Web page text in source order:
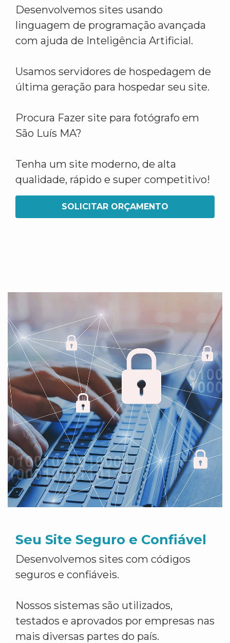
Desenvolvemos sites usando
linguagem de programação avançada
com ajuda de Inteligência Artificial.
Usamos servidores de hospedagem de
última geração para hospedar seu site.
Procura Fazer site para fotógrafo em
São Luís MA?
Tenha um site moderno, de alta
qualidade, rápido e super competitivo!
SOLICITAR ORÇAMENTO
Seu Site Seguro e Confiável
Desenvolvemos sites com códigos
seguros e confiáveis.
Nossos sistemas são utilizados,
testados e aprovados por empresas nas
mais diversas partes do país.